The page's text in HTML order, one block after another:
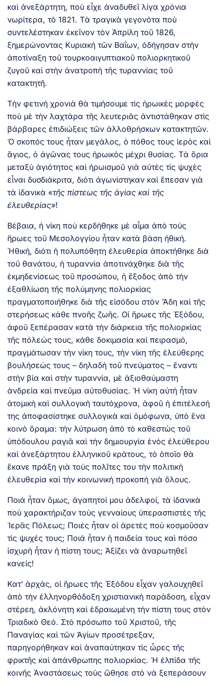
καὶ ἀνεξάρτητη, ποὺ εἶχε ἀναδυθεῖ λίγα χρόνια
νωρίτερα, τὸ 1821. Τὰ τραγικὰ γεγονότα ποὺ
συντελέστηκαν ἐκεῖνον τὸν Ἀπρίλη τοῦ 1826,
ξημερώνοντας Κυριακή τῶν Βαΐων, ὁδήγησαν στὴν
ἀποτίναξη τοῦ τουρκοαιγυπτιακοῦ πολιορκητικοῦ
ζυγοῦ καὶ στὴν ἀνατροπὴ τῆς τυραννίας τοῦ
κατακτητῆ.
Τὴν φετινὴ χρονιὰ θὰ τιμήσουμε τὶς ἡρωικὲς μορφὲς
ποὺ μὲ τὴν λαχτάρα τῆς λευτεριᾶς ἀντιστάθηκαν στὶς
βάρβαρες ἐπιδιώξεις τῶν ἀλλοθρήσκων κατακτητῶν.
Ὁ σκοπός τους ἦταν μεγάλος, ὁ πόθος τους ἱερὸς καὶ
ἅγιος, ὁ ἀγῶνας τους ἡρωικὸς μέχρι θυσίας. Τὰ ὅρια
μεταξὺ ἁγιότητος καὶ ἡρωισμοῦ γιὰ αὐτὲς τὶς ψυχὲς
εἶναι δυσδιάκριτα, διότι ἀγωνίστηκαν καὶ ἔπεσαν γιὰ
τὰ ἰδανικὰ «τῆς πίστεως τῆς ἁγίας καὶ τῆς
ἐλευθερίας»!
Βέβαια, ἡ νίκη ποὺ κερδήθηκε μὲ αἷμα ἀπὸ τοὺς
ἥρωες τοῦ Μεσολογγίου ἦταν κατὰ βάση ἠθική.
Ἠθική, διότι ἡ πολυπόθητη ἐλευθερία ἀποκτήθηκε διὰ
τοῦ θανάτου, ἡ τυραννία ἀποτινάχθηκε διὰ τῆς
ἐκμηδενίσεως τοῦ προσώπου, ἡ ἔξοδος ἀπὸ τὴν
ἐξαθλίωση τῆς πολύμηνης πολιορκίας
πραγματοποιήθηκε διὰ τῆς εἰσόδου στὸν Ἄδη καὶ τῆς
στερήσεως κάθε πνοῆς ζωῆς. Οἱ ἥρωες τῆς Ἐξόδου,
ἀφοῦ ξεπέρασαν κατὰ τὴν διάρκεια τῆς πολιορκίας
τῆς πόλεώς τους, κάθε δοκιμασία καὶ πειρασμό,
πραγμάτωσαν τὴν νίκη τους, τὴν νίκη τῆς ἐλεύθερης
βουλήσεώς τους – δηλαδὴ τοῦ πνεύματος – ἔναντι
στὴν βία καὶ στὴν τυραννία, μὲ ἀξιοθαύμαστη
ἀνδρεία καὶ πνεῦμα αὐτοθυσίας. Ἡ νίκη αὐτὴ ἦταν
ἀτομικὴ καὶ συλλογικὴ ταυτόχρονα, ἀφοῦ ἡ ἐπιτέλεσή
της ἀποφασίστηκε συλλογικὰ καὶ ὁμόφωνα, ὑπὸ ἕνα
κοινὸ ὅραμα: τὴν λύτρωση ἀπὸ τὸ καθεστὼς τοῦ
ὑπόδουλου ραγιᾶ καὶ τὴν δημιουργία ἑνὸς ἐλεύθερου
καὶ ἀνεξάρτητου ἑλληνικοῦ κράτους, τὸ ὁποῖο θὰ
ἔκανε πράξη γιὰ τοὺς πολῖτες του τὴν πολιτικὴ
ἐλευθερία καὶ τὴν κοινωνικὴ προκοπὴ γιὰ ὅλους.
Ποιά ἦταν ὅμως, ἀγαπητοί μου ἀδελφοί, τὰ ἰδανικὰ
ποὺ χαρακτήριζαν τοὺς γενναίους ὑπερασπιστὲς τῆς
Ἱερᾶς Πόλεως; Ποιές ἦταν οἱ ἀρετὲς ποὺ κοσμοῦσαν
τὶς ψυχές τους; Ποιά ἦταν ἡ παιδεία τους καὶ πόσο
ἰσχυρὴ ἦταν ἡ πίστη τους; Ἀξίζει νὰ ἀναρωτηθεῖ
κανείς!
Κατ’ ἀρχάς, οἱ ἥρωες τῆς Ἐξόδου εἶχαν γαλουχηθεῖ
ἀπὸ τὴν ἑλληνορθόδοξη χριστιανικὴ παράδοση, εἶχαν
στέρεη, ἀκλόνητη καὶ ἑδραιωμένη τὴν πίστη τους στὸν
Τριαδικὸ Θεό. Στὸ πρόσωπο τοῦ Χριστοῦ, τῆς
Παναγίας καὶ τῶν Ἁγίων προσέτρεξαν,
παρηγορήθηκαν καὶ ἀναπαύτηκαν τὶς ὧρες τῆς
φρικτῆς καὶ ἀπάνθρωπης πολιορκίας. Ἡ ἐλπίδα τῆς
κοινῆς Ἀναστάσεως τοὺς ὤθησε στὸ νὰ ξεπεράσουν